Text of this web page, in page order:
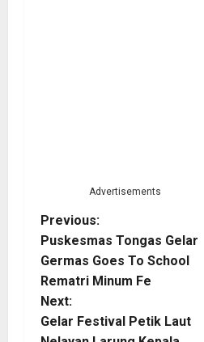
Advertisements
P
o
s
t
Previous:
Puskesmas Tongas Gelar
Germas Goes To School
Rematri Minum Fe
Next:
Gelar Festival Petik Laut